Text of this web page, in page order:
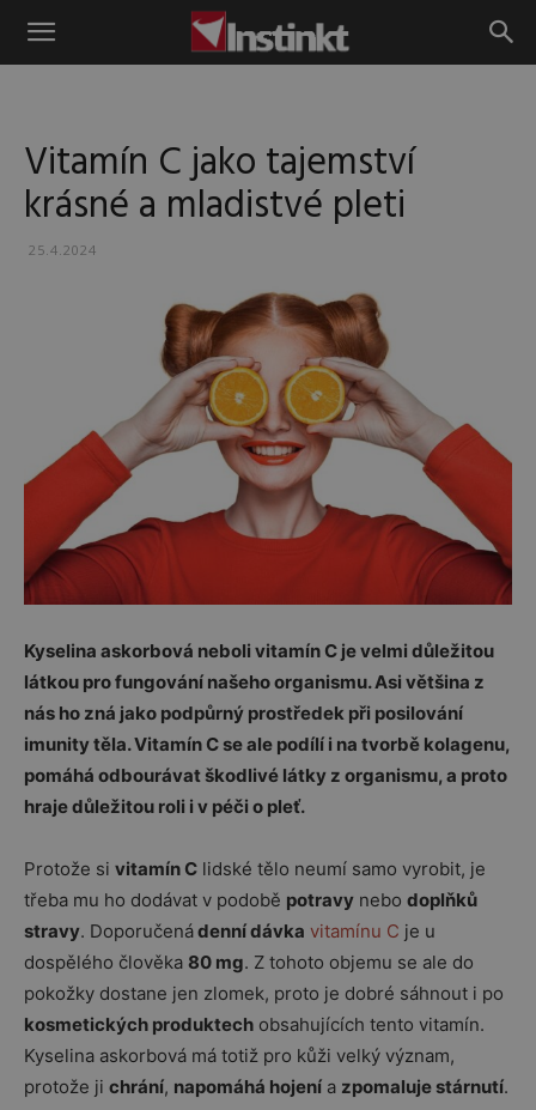
Instinkt
Vitamín C jako tajemství
krásné a mladistvé pleti
25.4.2024
Kyselina askorbová neboli vitamín C je velmi důležitou
látkou pro fungování našeho organismu. Asi většina z
nás ho zná jako podpůrný prostředek při posilování
imunity těla. Vitamín C se ale podílí i na tvorbě kolagenu,
pomáhá odbourávat škodlivé látky z organismu, a proto
hraje důležitou roli i v péči o pleť.
Protože si vitamín C lidské tělo neumí samo vyrobit, je
třeba mu ho dodávat v podobě potravy nebo doplňků
stravy. Doporučenádenní dávka vitamínu C je u
dospělého člověka 80 mg. Z tohoto objemu se ale do
pokožky dostane jen zlomek, proto je dobré sáhnout i po
kosmetických produktech obsahujících tento vitamín.
Kyselina askorbová má totiž pro kůži velký význam,
protože ji chrání, napomáhá hojení a zpomaluje stárnutí.